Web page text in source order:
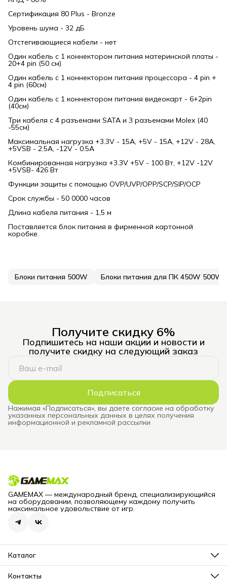
Сертификация 80 Plus - Bronze
Уровень шума - 32 дБ
Отстегивающиеся кабели - нет
Один кабель с 1 коннектором питания материнской платы -
20+4 pin (50 см)
Один кабель с 1 коннектором питания процессора - 4 pin +
4 pin (60см)
Один кабель с 1 коннектором питания видеокарт - 6+2pin
(40см)
Три кабеля с 4 разъемами SATA и 3 разъемами Molex (40
-55см)
Максимальная нагрузка +3.3V - 15A, +5V - 15A, +12V - 28A,
+5VSB - 2.5A, -12V - 0.5A
Комбинированная нагрузка +3.3V +5V - 100 Вт, +12V -12V
+5VSB- 426 Вт
Функции защиты с помощью OVP/UVP/OPP/SCP/SIP/OCP
Срок службы - 50 0000 часов
Длина кабеля питания - 1,5 м
Поставляется блок питания в фирменной картонной
коробке.
Блоки питания 500W Блоки питания для ПК 450W 500W
Получите скидку 6%
Подпишитесь на наши акции и новости и
получите скидку на следующий заказ
Подписаться
Нажимая «Подписаться», вы даете согласие на обработку
указанных персональных данных в целях получения
информационной и рекламной рассылки
GAMEMAX — международный бренд, специализирующийся
на оборудовании, позволяющему каждому получить
максимальное удовольствие от игр.
Каталог
Блоки питания для компьютеров
Корпуса для компьютеров
Контакты